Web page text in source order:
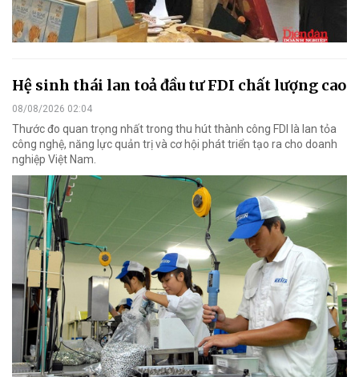
Hệ sinh thái lan toả đầu tư FDI chất lượng cao
08/08/2026 02:04
Thước đo quan trọng nhất trong thu hút thành công FDI là lan tỏa
công nghệ, năng lực quản trị và cơ hội phát triển tạo ra cho doanh
nghiệp Việt Nam.